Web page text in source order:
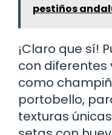
pestiños
¡Claro que sí!
con diferentes
como
portobello,
texturas